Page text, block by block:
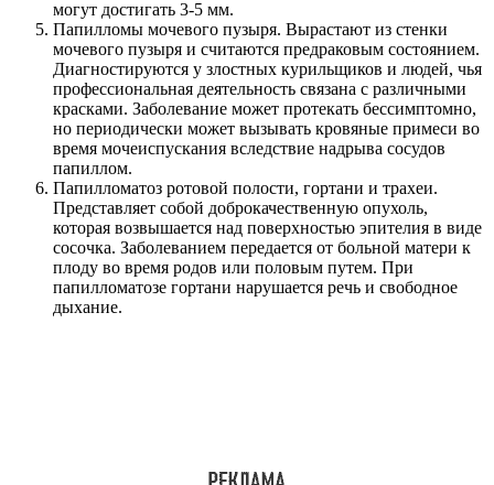
могут достигать 3-5 мм.
Папилломы мочевого пузыря. Вырастают из стенки
мочевого пузыря и считаются предраковым состоянием.
Диагностируются у злостных курильщиков и людей, чья
профессиональная деятельность связана с различными
красками. Заболевание может протекать бессимптомно,
но периодически может вызывать кровяные примеси во
время мочеиспускания вследствие надрыва сосудов
папиллом.
Папилломатоз ротовой полости, гортани и трахеи.
Представляет собой доброкачественную опухоль,
которая возвышается над поверхностью эпителия в виде
сосочка. Заболеванием передается от больной матери к
плоду во время родов или половым путем. При
папилломатозе гортани нарушается речь и свободное
дыхание.